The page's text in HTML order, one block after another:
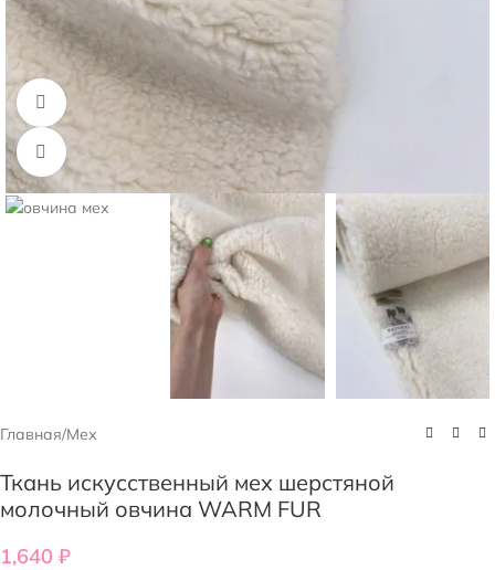
Смотреть видео
Нажмите, чтобы увеличить
Главная/Мех
Ткань искусственный мех шерстяной
молочный овчина WARM FUR
1,640 ₽